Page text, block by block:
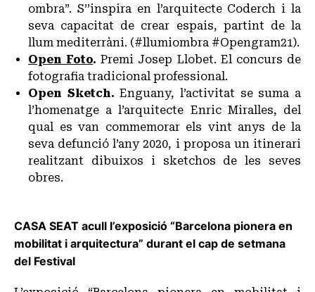
ombra”. S’’inspira en l’arquitecte Coderch i la
seva capacitat de crear espais, partint de la
llum mediterràni. (#llumiombra #Opengram21).
Open Foto. Premi Josep Llobet. El concurs de
fotografia tradicional professional.
Open Sketch. Enguany, l’activitat se suma a
l’homenatge a l’arquitecte Enric Miralles, del
qual es van commemorar els vint anys de la
seva defunció l’any 2020, i proposa un itinerari
realitzant dibuixos i sketchos de les seves
obres.
CASA SEAT acull l’exposició “Barcelona pionera en
mobilitat i arquitectura” durant el cap de setmana
del Festival